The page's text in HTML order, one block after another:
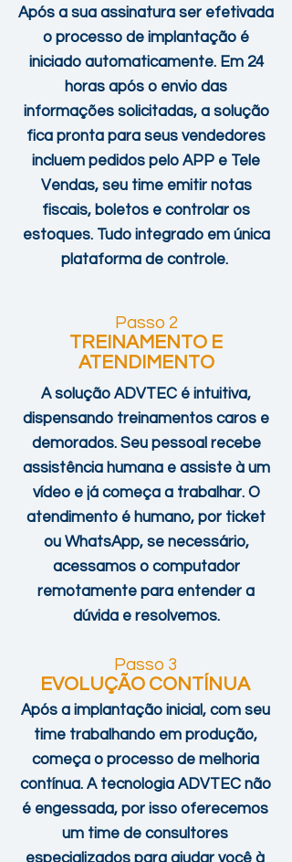
Após a sua assinatura ser efetivada
o processo de implantação é
iniciado automaticamente. Em 24
horas após o envio das
informações solicitadas, a solução
fica pronta para seus vendedores
incluem pedidos pelo APP e Tele
Vendas, seu time emitir notas
fiscais, boletos e controlar os
estoques. Tudo integrado em única
plataforma de controle.
Passo 2
TREINAMENTO E
ATENDIMENTO
A solução ADVTEC é intuitiva,
dispensando treinamentos caros e
demorados. Seu pessoal recebe
assistência humana e assiste à um
vídeo e já começa a trabalhar. O
atendimento é humano, por ticket
ou WhatsApp, se necessário,
acessamos o computador
remotamente para entender a
dúvida e resolvemos.
Passo 3
EVOLUÇÃO CONTÍNUA
Após a implantação inicial, com seu
time trabalhando em produção,
começa o processo de melhoria
contínua. A tecnologia ADVTEC não
é engessada, por isso oferecemos
um time de consultores
especializados para ajudar você à